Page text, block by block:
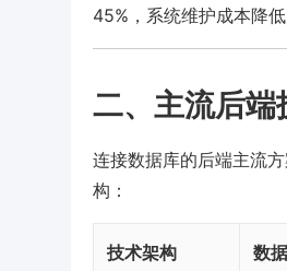
45%，系统维护成本降低
二、主流后端
连接数据库的后端主流
构：
技术架构 数